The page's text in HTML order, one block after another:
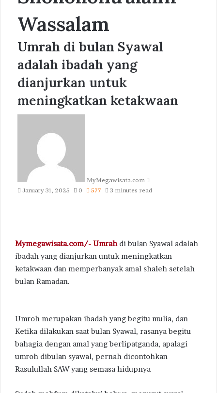
Wassalam
Umrah di bulan Syawal
adalah ibadah yang
dianjurkan untuk
meningkatkan ketakwaan
MyMegawisata.com
January 31, 2025 0 577 3 minutes read
Mymegawisata.com/- Umrah di bulan Syawal adalah
ibadah yang dianjurkan untuk meningkatkan
ketakwaan dan memperbanyak amal shaleh setelah
bulan Ramadan.
Umroh merupakan ibadah yang begitu mulia, dan
Ketika dilakukan saat bulan Syawal, rasanya begitu
bahagia dengan amal yang berlipatganda, apalagi
umroh dibulan syawal, pernah dicontohkan
Rasulullah SAW yang semasa hidupnya